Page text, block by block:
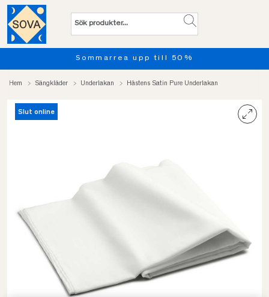
Sommarrea upp till 50%
Hem Sängkläder Underlakan Hästens Satin Pure Underlakan
Slut online